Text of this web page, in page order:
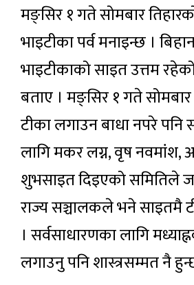
मङ्सिर १ गते सोमबार
भाइटीका पर्व मनाइन्छ ।
भाइटीकाको साइत उत्तम
बताए । मङ्सिर १ गते
टीका लगाउन बाधा नपरे पनि
लागि मकर लग्न, वृष नवमांश,
शुभसाइत दिइएको समितिले
राज्य सञ्चालकले भने साइतमै
। सर्वसाधारणका लागि
लगाउनु पनि शास्त्रसम्मत नै